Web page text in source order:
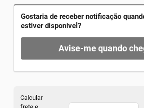
Gostaria de receber notificação
estiver disponível?
Avise-me quando
Calcular